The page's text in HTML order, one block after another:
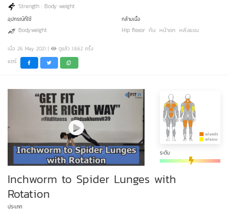
Strength : Body weight
อุปกรณ์ที่ใช้
Bodyweight
กล้ามเนื้อ
Hip flexor ก้น หน้าอก หลังแขน
เมื่อ 26 May 2021 | ดูแล้ว 1,662 ครั้ง
แชร์
ระดับ
Inchworm to Spider Lunges with
Rotation
ประเภท